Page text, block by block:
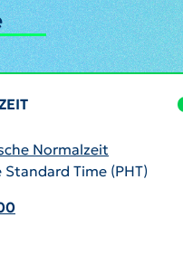
Normalzeit
Time (PHT)